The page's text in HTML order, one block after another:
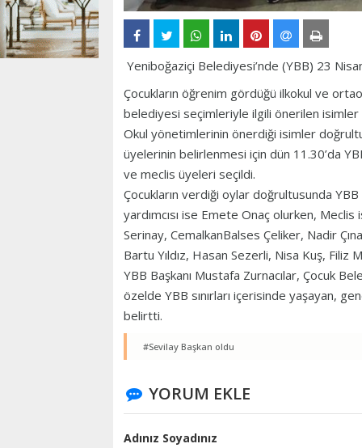
Yeniboğaziçi Belediyesi’nde (YBB) 23
Çocukların öğrenim gördüğü ilkokul ve
belediyesi seçimleriyle ilgili önerilen
Okul yönetimlerinin önerdiği isimler
üyelerinin belirlenmesi için dün 11.30’da
ve meclis üyeleri seçildi.
Çocukların verdiği oylar doğrultusunda
yardımcısı ise Emete Onaç olurken,
Serinay, CemalkanBalses Çeliker, Nadir
Bartu Yıldız, Hasan Sezerli, Nisa Kuş,
YBB Başkanı Mustafa Zurnacılar, Çocuk
özelde YBB sınırları içerisinde yaşayan,
belirtti.
#Sevilay Başkan oldu
YORUM EKLE
Adınız Soyadınız